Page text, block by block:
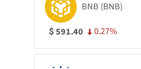
BNB (BNB)
$591.40 0.27%